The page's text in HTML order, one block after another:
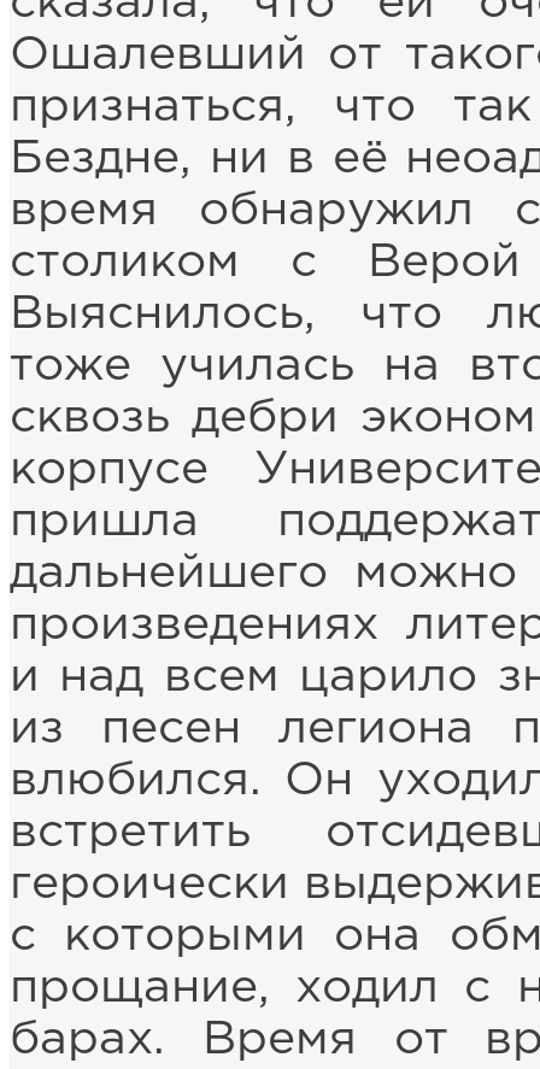
Ошалевший от
признаться, что
Бездне, ни в её
время обнаружил
столиком с
Выяснилось, что
тоже училась на
сквозь дебри
корпусе
пришла
дальнейшего можно
произведениях
и над всем царило
из песен легиона
влюбился. Он
встретить
героически
с которыми она
прощание, ходил с
барах. Время от